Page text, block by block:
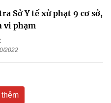
Sở Y tế xử phạt 9 cơ sở,
vi phạm
2022
thêm